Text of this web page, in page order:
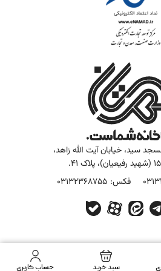
سبد خرید حساب کاربری
سید، خیابان آیت الله زاهد،
فکس: 03132368755